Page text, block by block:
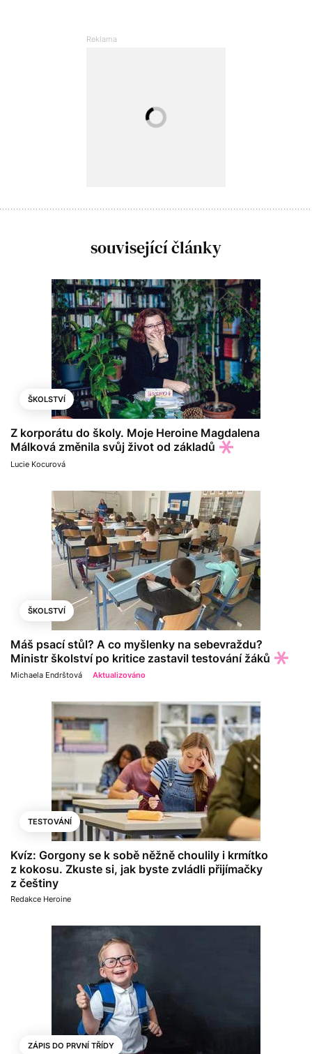
související články
ŠKOLSTVÍ
Z korporátu do školy. Moje Heroine Magdalena
Málková změnila svůj život od základů
Lucie Kocurová
ŠKOLSTVÍ
Máš psací stůl? A co myšlenky na sebevraždu?
Ministr školství po kritice zastavil testování žáků
Michaela Endrštová Aktualizováno
TESTOVÁNÍ
Kvíz: Gorgony se k sobě něžně choulily i krmítko
z kokosu. Zkuste si, jak byste zvládli přijímačky
z češtiny
Redakce Heroine
ZÁPIS DO PRVNÍ TŘÍDY